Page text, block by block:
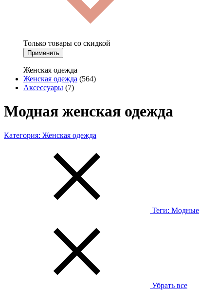
Только товары со скидкой
Применить
Женская одежда
Женская одежда (564)
Аксессуары (7)
Модная женская одежда
Категория: Женская одежда
Теги: Модные
Убрать все